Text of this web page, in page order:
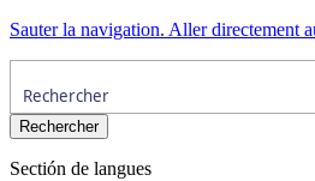
Sauter la navigation. Aller directement
Sectión de langues